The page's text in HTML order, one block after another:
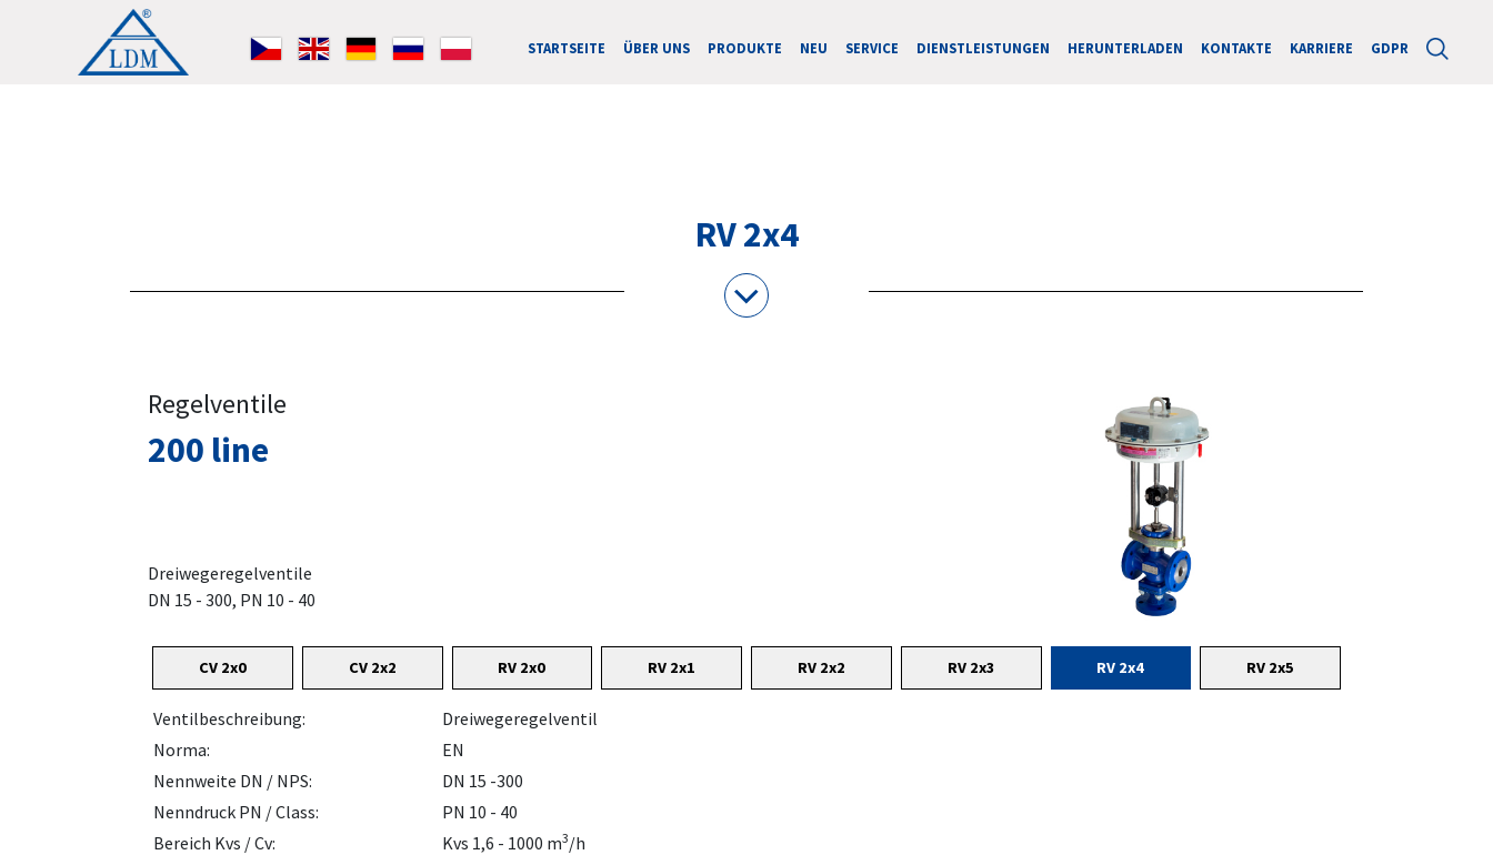
STARTSEITE ÜBER UNS PRODUKTE NEU SERVICE DIENSTLEISTUNGEN HERUNTERLADEN KONTAKTE KARRIERE GDPR
RV 2x4
Regelventile
200 line
Dreiwegeregelventile
DN 15 - 300, PN 10 - 40
CV 2x0 CV 2x2 RV 2x0 RV 2x1 RV 2x2 RV 2x3 RV 2x4 RV 2x5
Ventilbeschreibung:
Dreiwegeregelventil
Norma:
EN
Nennweite DN / NPS:
DN 15 -300
Nenndruck PN / Class:
PN 10 - 40
Bereich Kvs / Cv:
Kvs 1,6 - 1000 m3/h